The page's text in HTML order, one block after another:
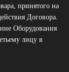
принятого на
Договора.
Оборудования
лицу в